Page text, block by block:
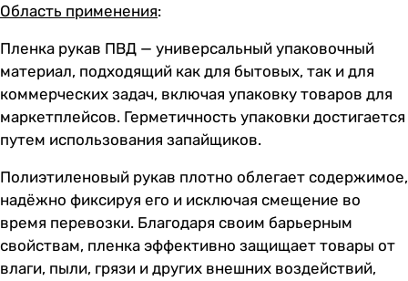
Область применения:
Пленка рукав ПВД — универсальный упаковочный
материал, подходящий как для бытовых, так и для
коммерческих задач, включая упаковку товаров для
маркетплейсов. Герметичность упаковки достигается
путем использования запайщиков.
Полиэтиленовый рукав плотно облегает содержимое,
надёжно фиксируя его и исключая смещение во
время перевозки. Благодаря своим барьерным
свойствам, пленка эффективно защищает товары от
влаги, пыли, грязи и других внешних воздействий,